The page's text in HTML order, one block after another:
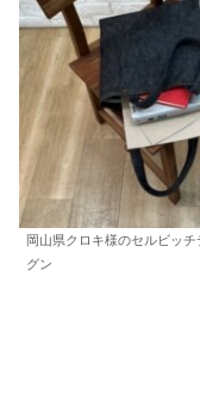
岡山県クロキ様のセルビッ
グン